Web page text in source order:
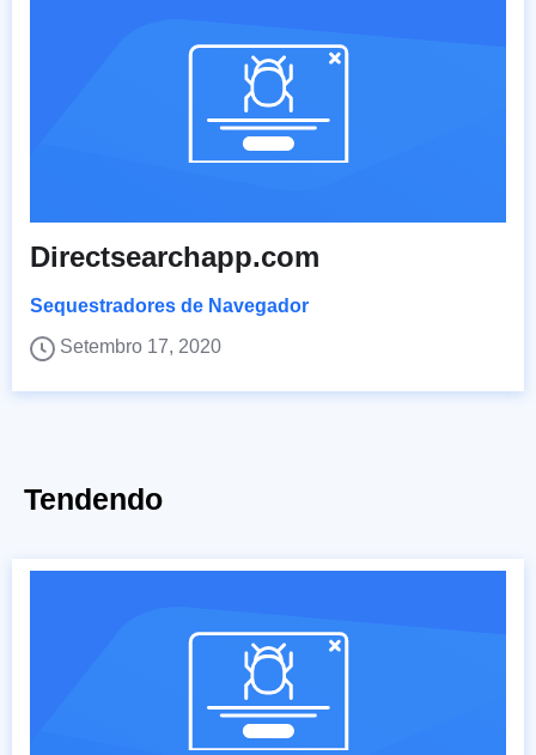
Directsearchapp.com
Sequestradores de Navegador
Setembro 17, 2020
Tendendo